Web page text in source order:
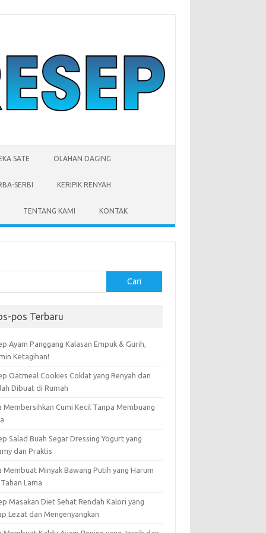
SATE OLAHAN DAGING
SERBI KERIPIK RENYAH
TENTANG KAMI KONTAK
Cari
pos Terbaru
Ayam Panggang Kalasan Empuk & Gurih,
Ketagihan!
Oatmeal Cookies Coklat yang Renyah dan
Dibuat di Rumah
Membersihkan Cumi Kecil Tanpa Membuang
Salad Buah Segar Dressing Yogurt yang
dan Praktis
Membuat Minyak Bawang Putih yang Harum
Lama
Masakan Diet Sehat Rendah Kalori yang
Lezat dan Mengenyangkan